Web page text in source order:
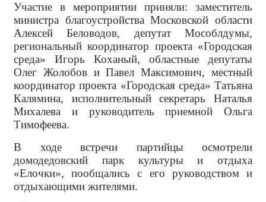
Участие в мероприятии приняли: заместитель
министра благоустройства Московской области
Алексей Беловодов, депутат Мособлдумы,
региональный координатор проекта «Городская
среда» Игорь Коханый, областные депутаты
Олег Жолобов и Павел Максимович, местный
координатор проекта «Городская среда» Татьяна
Калямина, исполнительный секретарь Наталья
Михалева и руководитель приемной Ольга
Тимофеева.
В ходе встречи партийцы осмотрели
домодедовский парк культуры и отдыха
«Елочки», пообщались с его руководством и
отдыхающими жителями.